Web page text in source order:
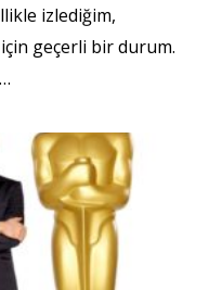
izlediğim,
geçerli bir durum.